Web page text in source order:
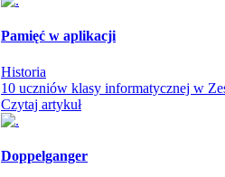
Pamięć w aplikacji
Historia
10 uczniów klasy informatycznej w
Czytaj artykuł
Doppelganger